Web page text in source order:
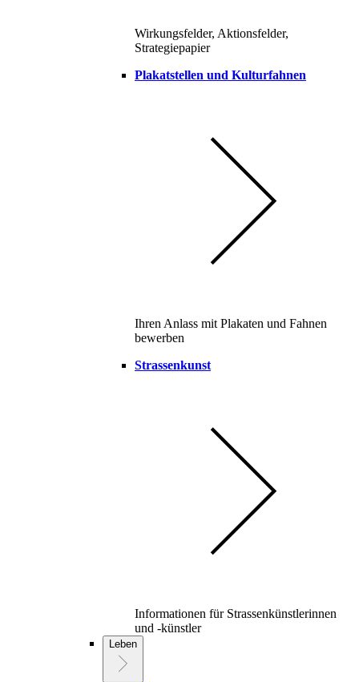
Wirkungsfelder, Aktionsfelder,
Strategiepapier
Plakatstellen und Kulturfahnen
Ihren Anlass mit Plakaten und Fahnen
bewerben
Strassenkunst
Informationen für Strassenkünstlerinnen
und -künstler
Leben